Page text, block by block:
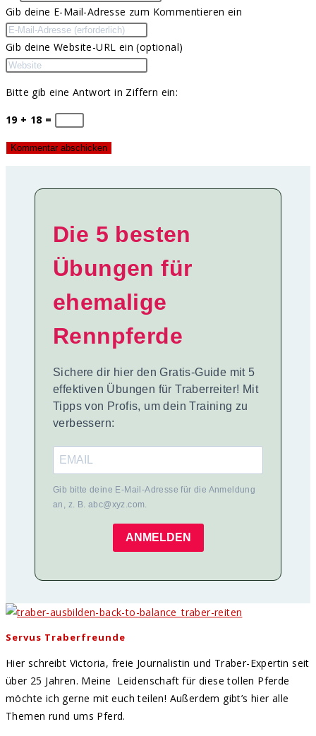
Gib deine E-Mail-Adresse zum Kommentieren ein
Gib deine Website-URL ein (optional)
Bitte gib eine Antwort in Ziffern ein:
19 + 18 =
Die 5 besten
Übungen für
ehemalige
Rennpferde
Sichere dir hier den Gratis-Guide mit 5
effektiven Übungen für Traberreiter! Mit
Tipps von Profis, um dein Training zu
verbessern:
Gib bitte deine E-Mail-Adresse für die Anmeldung
an, z. B. abc@xyz.com.
ANMELDEN
Servus Traberfreunde
Hier schreibt Victoria, freie Journalistin und Traber-Expertin seit
über 25 Jahren. Meine Leidenschaft für diese tollen Pferde
möchte ich gerne mit euch teilen! Außerdem gibt’s hier alle
Themen rund ums Pferd.